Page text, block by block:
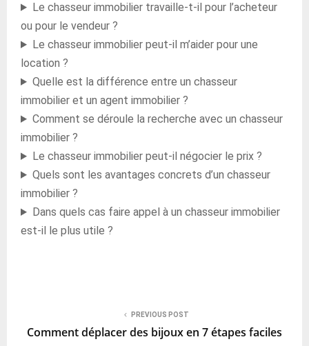
Le chasseur immobilier travaille-t-il pour l’acheteur
ou pour le vendeur ?
Le chasseur immobilier peut-il m’aider pour une
location ?
Quelle est la différence entre un chasseur
immobilier et un agent immobilier ?
Comment se déroule la recherche avec un chasseur
immobilier ?
Le chasseur immobilier peut-il négocier le prix ?
Quels sont les avantages concrets d’un chasseur
immobilier ?
Dans quels cas faire appel à un chasseur immobilier
est-il le plus utile ?
PREVIOUS POST
Comment déplacer des bijoux en 7 étapes faciles